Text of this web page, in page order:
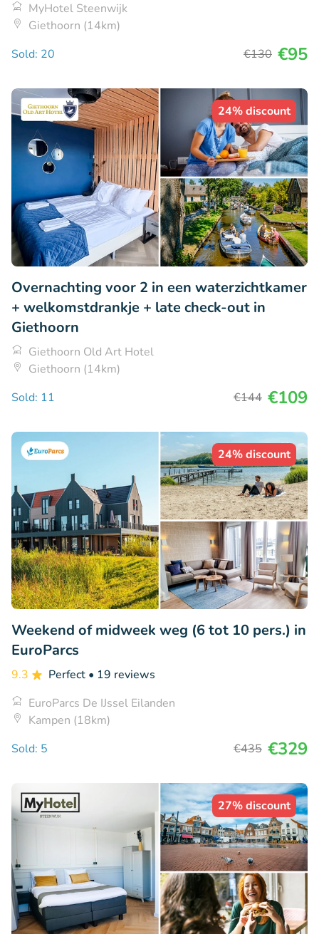
MyHotel Steenwijk
Giethoorn (14km)
Sold: 20
€130 €95
24% discount
Overnachting voor 2 in een waterzichtkamer
+ welkomstdrankje + late check-out in
Giethoorn
Giethoorn Old Art Hotel
Giethoorn (14km)
Sold: 11
€144 €109
24% discount
Weekend of midweek weg (6 tot 10 pers.) in
EuroParcs
9.3 Perfect • 19 reviews
EuroParcs De IJssel Eilanden
Kampen (18km)
Sold: 5
€435 €329
27% discount